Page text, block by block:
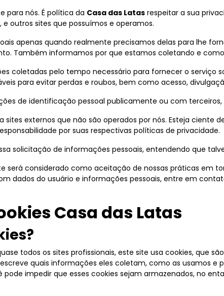
para nós. É política da Casa das Latas respeitar a sua
, e outros sites que possuímos e operamos.
apenas quando realmente precisamos delas para lhe
Também informamos por que estamos coletando e como
coletadas pelo tempo necessário para fornecer o serviço
​​para evitar perdas e roubos, bem como acesso,
de identificação pessoal publicamente ou com terceiros,
sites externos que não são operados por nós. Esteja
por suas respectivas políticas de privacidade.
solicitação de informações pessoais, entendendo que
será considerado como aceitação de nossas práticas em
dados do usuário e informações pessoais, entre em
Casa das Latas
todos os sites profissionais, este site usa cookies, que
quais informações eles coletam, como as usamos e
impedir que esses cookies sejam armazenados, no